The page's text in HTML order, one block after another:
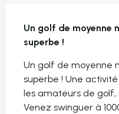
Un golf de moyenne
superbe !
Un golf de moyenne
superbe ! Une
les amateurs de golf,
Venez swinguer à